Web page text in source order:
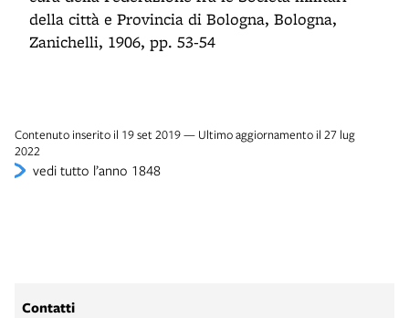
della città e Provincia di Bologna, Bologna,
Zanichelli, 1906, pp. 53-54
Contenuto inserito il 19 set 2019 — Ultimo aggiornamento il 27 lug
2022
vedi tutto l’anno 1848
Contatti